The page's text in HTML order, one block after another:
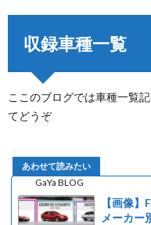
収録車種一覧
ここのブログでは車種一覧
てどうぞ
GaYa BLOG
【画像
メーカー